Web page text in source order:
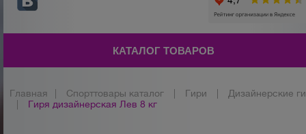
КАТАЛОГ ТОВАРОВ
Главная Спорттовары каталог Гири
Дизайнерские
Гиря дизайнерская Лев 8 кг